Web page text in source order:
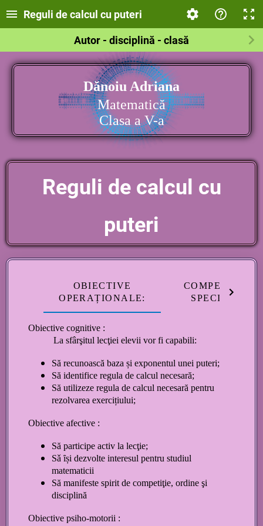
Reguli de calcul cu puteri
Autor - disciplină - clasă
Dănoiu Adriana
Matematică
Clasa a V-a
Reguli de calcul cu
puteri
OBIECTIVE
OPERAȚIONALE:
COMPETENŢE
SPECIFICE:
Obiective cognitive :
La sfârşitul lecţiei elevii vor fi capabili:
Să recunoască baza și exponentul unei puteri;
Să identifice regula de calcul necesară;
Să utilizeze regula de calcul necesară pentru
rezolvarea exercițiului;
Obiective afective :
Să participe activ la lecţie;
Sǎ ȋși dezvolte interesul pentru studiul
matematicii
Să manifeste spirit de competiţie, ordine şi
disciplină
Obiective psiho-motorii :